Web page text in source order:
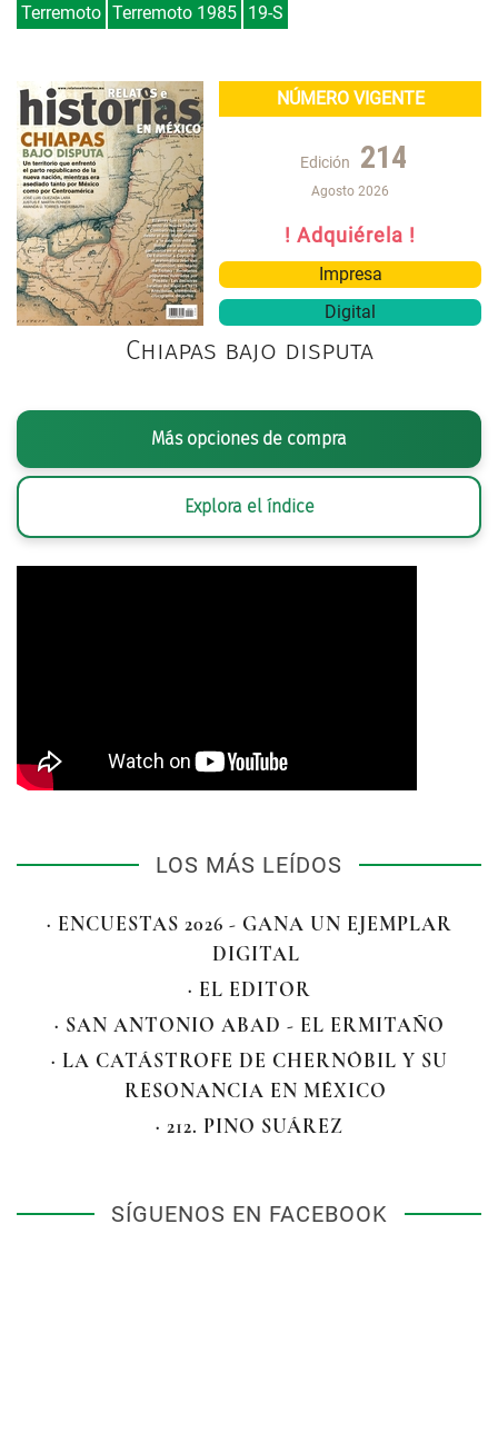
Terremoto Terremoto 1985 19-S
NÚMERO VIGENTE
Edición 214
Agosto 2026
! Adquiérela !
Impresa
Digital
Chiapas bajo disputa
Más opciones de compra
Explora el índice
LOS MÁS LEÍDOS
· ENCUESTAS 2026 - GANA UN EJEMPLAR
DIGITAL
· EL EDITOR
· SAN ANTONIO ABAD - EL ERMITAÑO
· LA CATÁSTROFE DE CHERNÓBIL Y SU
RESONANCIA EN MÉXICO
· 212. PINO SUÁREZ
SÍGUENOS EN FACEBOOK